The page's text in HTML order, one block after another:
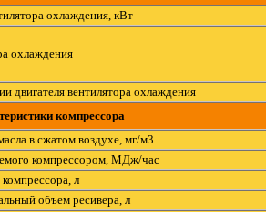
охлаждения, кВт
охлаждения
двигателя вентилятора охлаждения
компрессора
в сжатом воздухе, мг/м3
компрессором, МДж/час
л
объем ресивера, л